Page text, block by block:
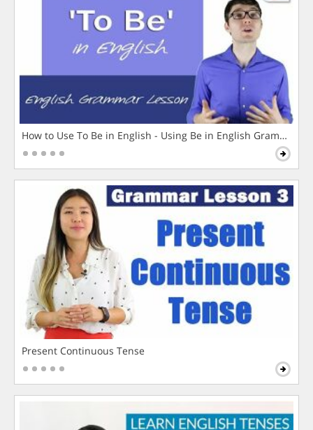
How to Use To Be in English - Using Be in English Grammar
Present Continuous Tense